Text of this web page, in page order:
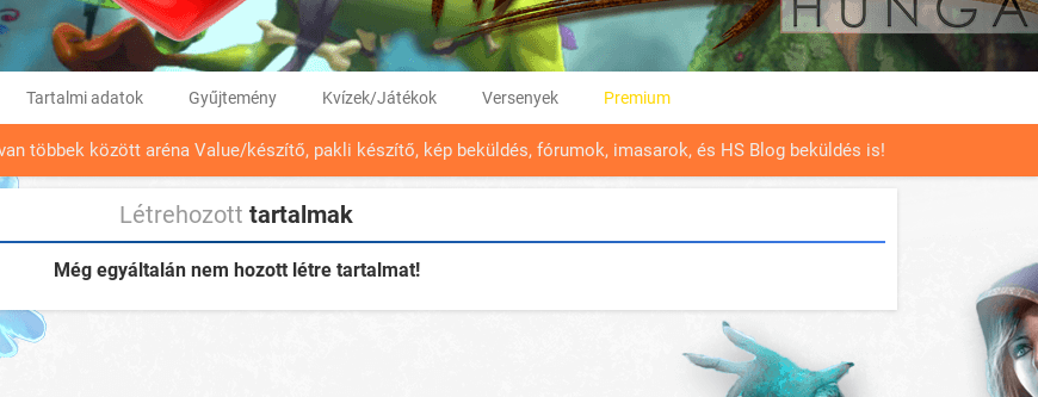
Tartalmi adatok Gyűjtemény Kvízek/Játékok Versenyek Premium
többek között aréna Value/készítő, pakli készítő, kép beküldés, fórumok, imasarok, és HS Blog beküldés is!
Létrehozott tartalmak
Még egyáltalán nem hozott létre tartalmat!